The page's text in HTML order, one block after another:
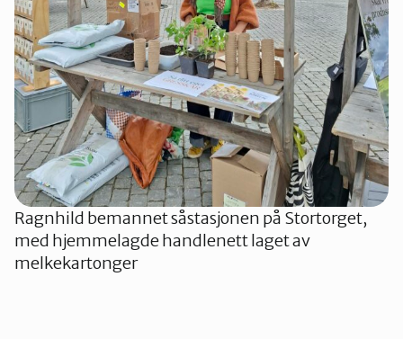
Ragnhild bemannet såstasjonen på Stortorget,
med hjemmelagde handlenett laget av
melkekartonger